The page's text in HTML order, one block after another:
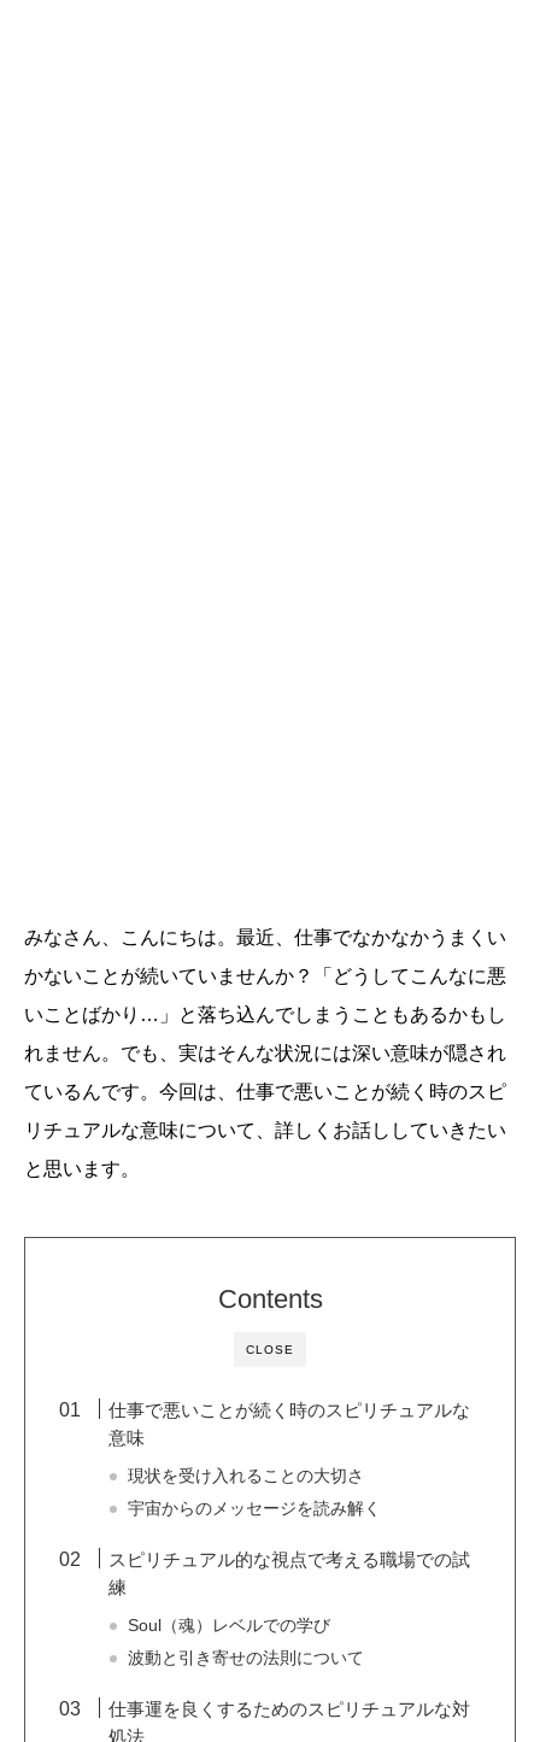
みなさん、こんにちは。最近、仕事でなかなかうまくい
かないことが続いていませんか？「どうしてこんなに悪
いことばかり…」と落ち込んでしまうこともあるかもし
れません。でも、実はそんな状況には深い意味が隠され
ているんです。今回は、仕事で悪いことが続く時のスピ
リチュアルな意味について、詳しくお話ししていきたい
と思います。
CLOSE
Contents
仕事で悪いことが続く時のスピリチュアルな
意味
現状を受け入れることの大切さ
宇宙からのメッセージを読み解く
スピリチュアル的な視点で考える職場での試
練
Soul（魂）レベルでの学び
波動と引き寄せの法則について
仕事運を良くするためのスピリチュアルな対
処法